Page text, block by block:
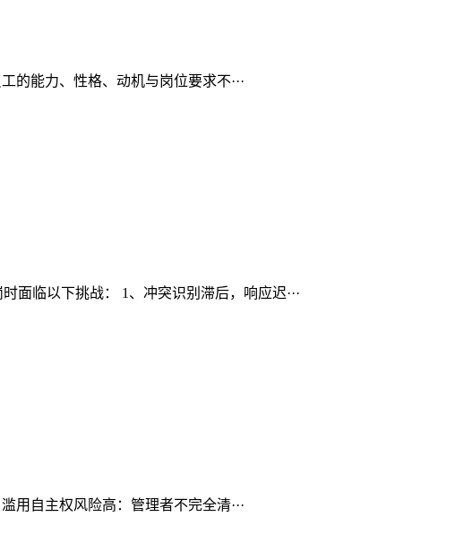
能力、性格、动机与岗位要求不···
面临以下挑战： 1、冲突识别滞后，响应迟···
自主权风险高：管理者不完全清···